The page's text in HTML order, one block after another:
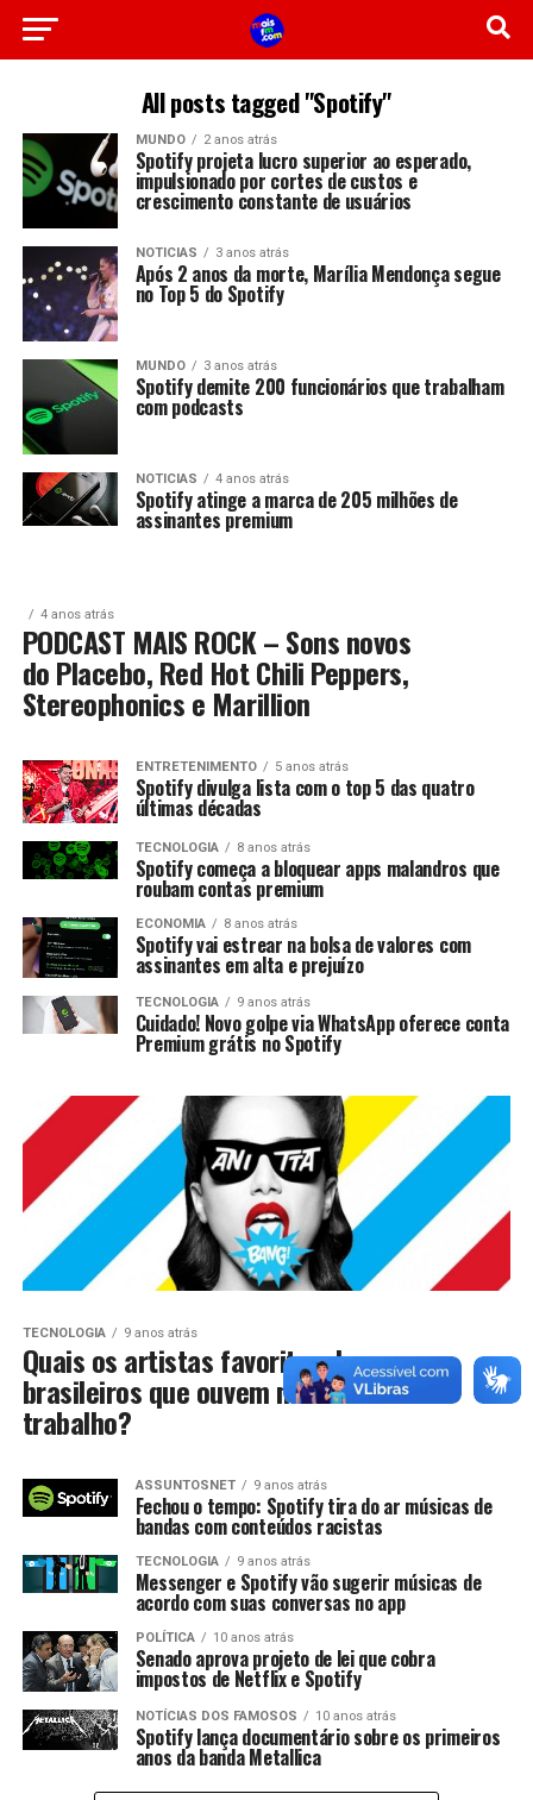
All posts tagged "Spotify"
MUNDO 2 anos atrás
Spotify projeta lucro superior ao esperado,
impulsionado por cortes de custos e
crescimento constante de usuários
NOTICIAS 3 anos atrás
Após 2 anos da morte, Marília Mendonça segue
no Top 5 do Spotify
MUNDO 3 anos atrás
Spotify demite 200 funcionários que trabalham
com podcasts
NOTICIAS 4 anos atrás
Spotify atinge a marca de 205 milhões de
assinantes premium
4 anos atrás
PODCAST MAIS ROCK – Sons novos
do Placebo, Red Hot Chili Peppers,
Stereophonics e Marillion
ENTRETENIMENTO 5 anos atrás
Spotify divulga lista com o top 5 das quatro
últimas décadas
TECNOLOGIA 8 anos atrás
Spotify começa a bloquear apps malandros que
roubam contas premium
ECONOMIA 8 anos atrás
Spotify vai estrear na bolsa de valores com
assinantes em alta e prejuízo
TECNOLOGIA 9 anos atrás
Cuidado! Novo golpe via WhatsApp oferece conta
Premium grátis no Spotify
TECNOLOGIA 9 anos atrás
Quais os artistas favoritos dos
brasileiros que ouvem música no
trabalho?
ASSUNTOSNET 9 anos atrás
Fechou o tempo: Spotify tira do ar músicas de
bandas com conteúdos racistas
TECNOLOGIA 9 anos atrás
Messenger e Spotify vão sugerir músicas de
acordo com suas conversas no app
POLÍTICA 10 anos atrás
Senado aprova projeto de lei que cobra
impostos de Netflix e Spotify
NOTÍCIAS DOS FAMOSOS 10 anos atrás
Spotify lança documentário sobre os primeiros
anos da banda Metallica